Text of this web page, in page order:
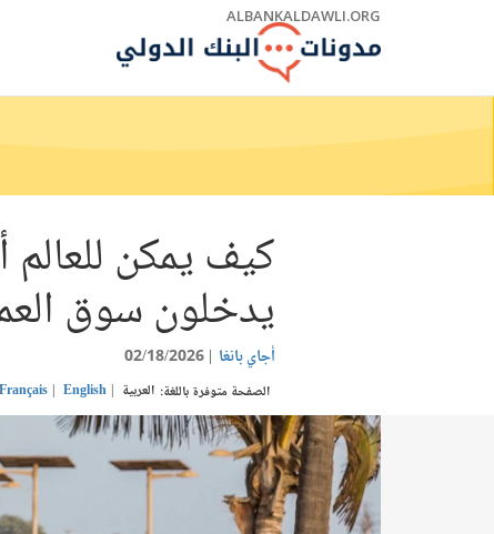
ALBANKALDAWLI.ORG
يدخلون سوق
أجاي بانغا 02/18/2026
الصفحة متوفرة باللغة: العربية English
Français